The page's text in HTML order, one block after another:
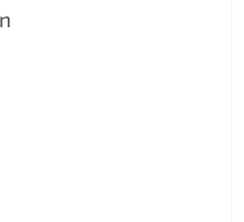
5 z 5 hviezdičiek.
5 z 5 hviezdičiek.